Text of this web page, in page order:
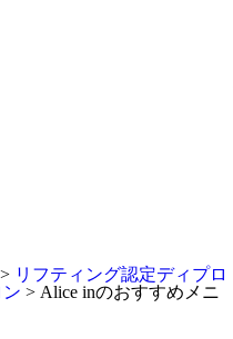
> リフティング認定ディプロ
> Alice inのおすすめメニ